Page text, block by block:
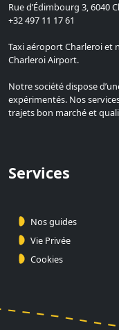
Rue d’Édimbourg 3, 6040
+32 497 11 17 61
Taxi aéroport Charleroi et
Charleroi Airport.
Notre société dispose
expérimentés. Nos
trajets bon marché et
Services
Nos guides
Vie Privée
Cookies